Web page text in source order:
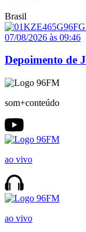
Brasil
07/08/2026 às 09:46
Depoimento de
som+conteúdo
ao vivo
ao vivo